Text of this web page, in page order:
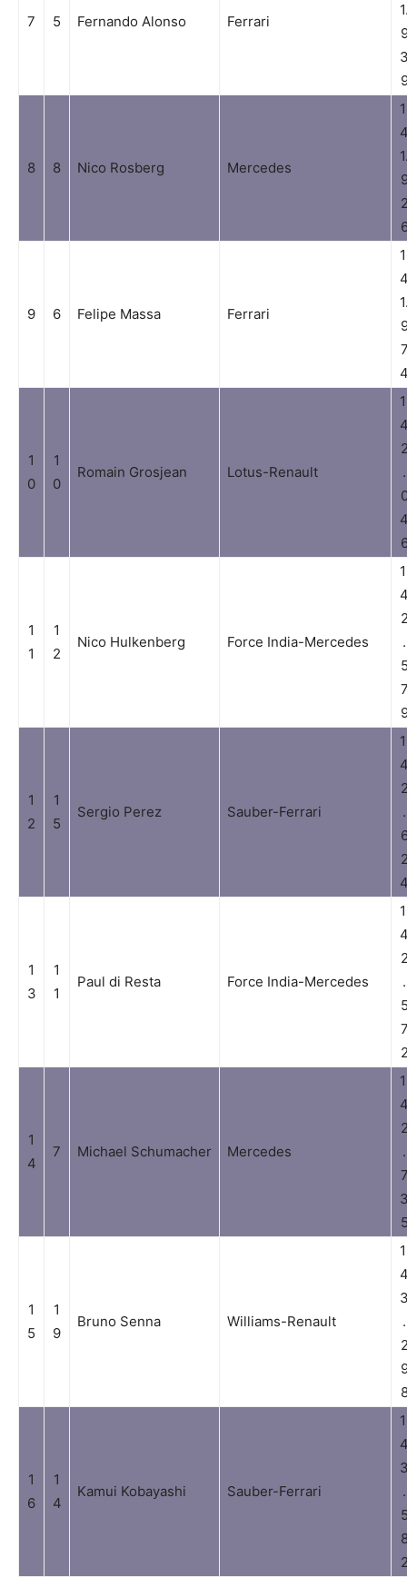
7 5 Fernando Alonso Ferrari
8 8 Nico Rosberg Mercedes
9 6 Felipe Massa Ferrari
1
0
1
0
Romain Grosjean Lotus-Renault
.
1
1
1
2
Nico Hulkenberg Force India-Mercedes
.
1
2
1
5
Sergio Perez Sauber-Ferrari
.
1
3
1
1
Paul di Resta Force India-Mercedes
.
1
4
7 Michael Schumacher Mercedes
.
1
5
1
9
Bruno Senna Williams-Renault
.
1
6
1
4
Kamui Kobayashi Sauber-Ferrari
.